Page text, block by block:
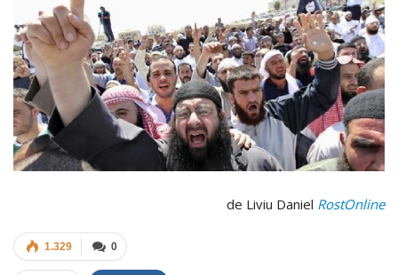
de Liviu Daniel RostOnline
0
1.329